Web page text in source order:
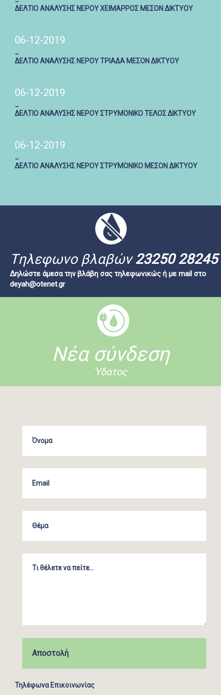
ΔΕΛΤΙΟ ΑΝΑΛΥΣΗΣ ΝΕΡΟΥ ΧΕΙΜΑΡΡΟΣ ΜΕΣΟΝ ΔΙΚΤΥΟΥ
06-12-2019
ΔΕΛΤΙΟ ΑΝΑΛΥΣΗΣ ΝΕΡΟΥ ΤΡΙΑΔΑ ΜΕΣΟΝ ΔΙΚΤΥΟΥ
06-12-2019
ΔΕΛΤΙΟ ΑΝΑΛΥΣΗΣ ΝΕΡΟΥ ΣΤΡΥΜΟΝΙΚΟ ΤΕΛΟΣ ΔΙΚΤΥΟΥ
06-12-2019
ΔΕΛΤΙΟ ΑΝΑΛΥΣΗΣ ΝΕΡΟΥ ΣΤΡΥΜΟΝΙΚΟ ΜΕΣΟΝ ΔΙΚΤΥΟΥ
Tηλεφωνο βλαβών23250 28245
Δηλώστε άμεσα την βλάβη σας τηλεφωνικώς ή με mail στο
deyah@otenet.gr
Νέα σύνδεση
Ύδατος
Τηλέφωνα Επικοινωνίας